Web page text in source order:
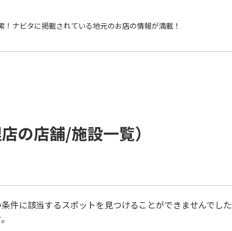
！ ナビタに掲載されている地元のお店の情報が満載！
の店舗/施設一覧）
件に該当するスポットを見つけることができませんでし